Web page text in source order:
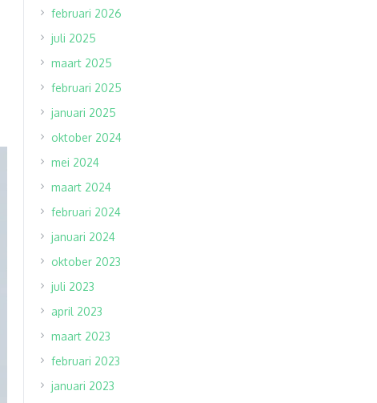
februari 2026
juli 2025
maart 2025
februari 2025
januari 2025
oktober 2024
mei 2024
maart 2024
februari 2024
januari 2024
oktober 2023
juli 2023
april 2023
maart 2023
februari 2023
januari 2023